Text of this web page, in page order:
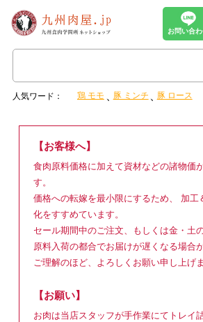
お問い合
人気ワード： 鶏 モモ 豚 ミンチ 豚 ロース
【お客様へ】
食肉原料価格に加えて資材などの諸物価
す。
価格への転嫁を最小限にするため、 加工
化をすすめています。
セール期間中のご注文、もしくは金・土
原料入荷の都合でお届けが遅くなる場合
ご理解のほど、よろしくお願い申し上げま
【お願い】
お肉は当店スタッフが手作業にてトレイ